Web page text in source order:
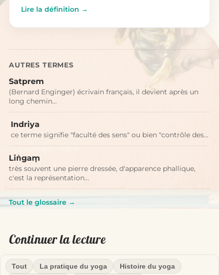
Lire la définition →
AUTRES TERMES
Satprem
(Bernard Enginger) écrivain français, il devient après un
long chemin…
Indriya
ce terme signifie "faculté des sens" ou bien "contrôle des…
Liṅgaṃ
très souvent une pierre dressée, d'apparence phallique,
c'est la représentation…
Tout le glossaire →
Continuer la lecture
Tout La pratique du yoga
Histoire du yoga